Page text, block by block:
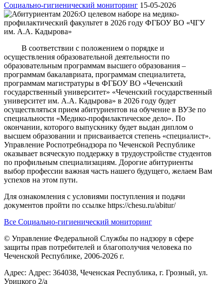
Социально-гигиенический мониторинг 15-05-2026
В соответствии с положением о порядке и
осуществления образовательной деятельности по
образовательным программам высшего образования –
программам бакалавриата, программам специалитета,
программам магистратуры в ФГБОУ ВО «Чеченский
государственный университет» «Чеченский государственный
университет им. А.А. Кадырова» в 2026 году будет
осуществляться прием абитуриентов на обучение в ВУЗе по
специальности «Медико-профилактическое дело». По
окончании, которого выпускнику будет выдан диплом о
высшем образовании и присваивается степень «специалист».
Управление Роспотребнадзора по Чеченской Республике
оказывает всяческую поддержку в трудоустройстве студентов
по профильным специализациям. Дорогие абитуриенты
выбор профессии важная часть нашего будущего, желаем Вам
успехов на этом пути.
Для ознакомления с условиями поступления и подачи
документов пройти по ссылке https://chesu.ru/abitur/
Все Социально-гигиенический мониторинг
© Управление Федеральной Службы по надзору в сфере
защиты прав потребителей и благополучия человека по
Чеченской Республике, 2006-2026 г.
Адрес: Адрес: 364038, Чеченская Республика, г. Грозный, ул.
Урицкого 2/а